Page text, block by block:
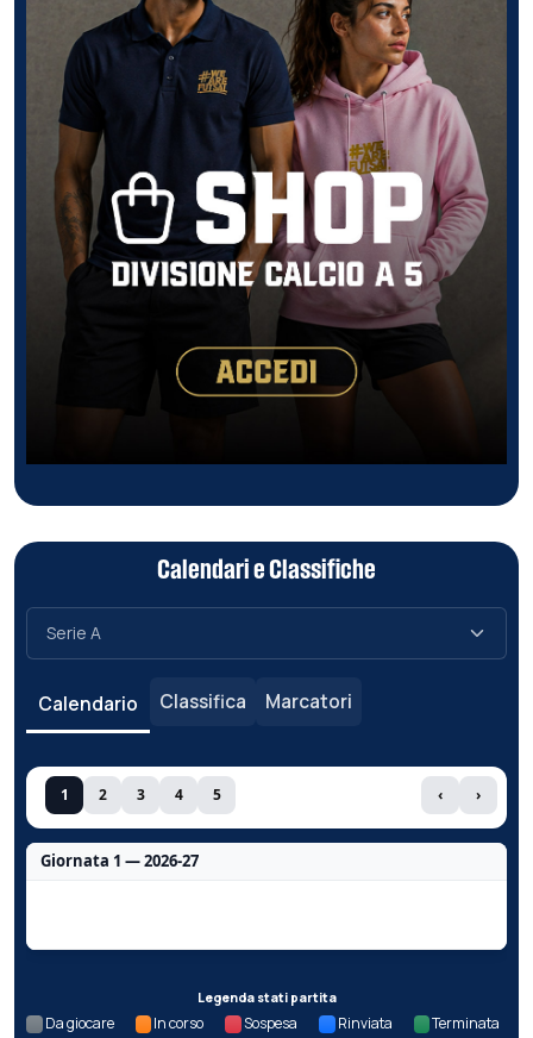
Calendari e Classifiche
Calendario Classifica Marcatori
1 2 3 4 5 ‹ ›
Giornata 1 — 2026-27
Legenda stati partita
Da giocare In corso Sospesa Rinviata Terminata